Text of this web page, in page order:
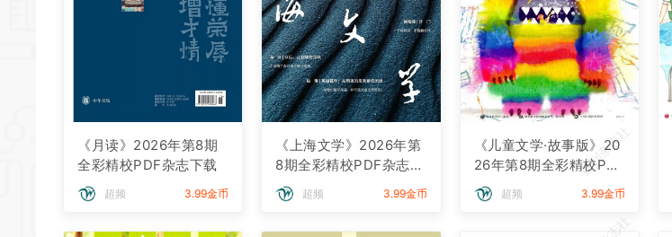
《月读》2026年第8期
全彩精校PDF杂志下载
超频 3.99金币
《上海文学》2026年第
8期全彩精校PDF杂志下
载
超频 3.99金币
《儿童文学·故事版》20
26年第8期全彩精校PD
F杂志下载
超频 3.99金币
微刊杂志社
微刊杂志社